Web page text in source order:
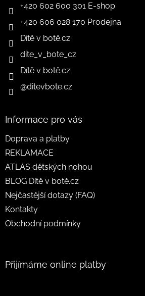
+420 602 600 301 E-shop
+420 606 028 170 Prodejna
Dítě v botě.cz
dite_v_bote_cz
Dítě v botě.cz
@ditevbote.cz
Informace pro vás
Doprava a platby
REKLAMACE
ATLAS dětských nohou
BLOG Dítě v botě.cz
Nejčastější dotazy (FAQ)
Kontakty
Obchodní podmínky
Přijímáme online platby